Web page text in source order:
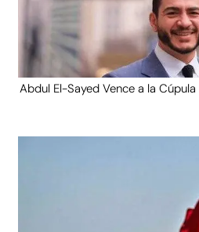
Abdul El-Sayed Vence a la